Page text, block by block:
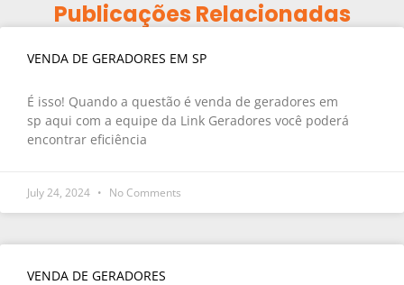
Publicações Relacionadas
VENDA DE GERADORES EM SP
É isso! Quando a questão é venda de geradores em
sp aqui com a equipe da Link Geradores você poderá
encontrar eficiência
July 24, 2024 No Comments
VENDA DE GERADORES